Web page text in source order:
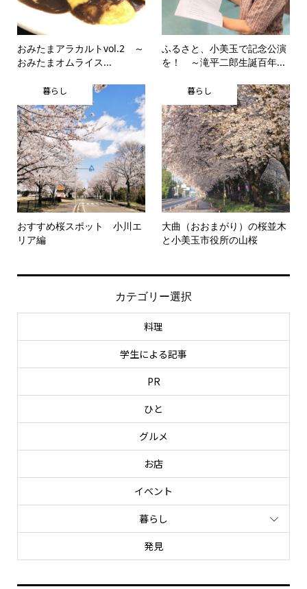
おみたまアラカルトvol.2 ～
おみたまオムライス...
ふるさと、小美玉で記念公演
を！ ～滝平二郎生誕百年...
暮らし
おすすめ桜スポット 小川エ
リア編
暮らし
大曲（おおまがり）の桜並木
と小美玉市役所の山桜
カテゴリー選択
料理
学生による記事
PR
ひと
グルメ
お店
イベント
暮らし
発見